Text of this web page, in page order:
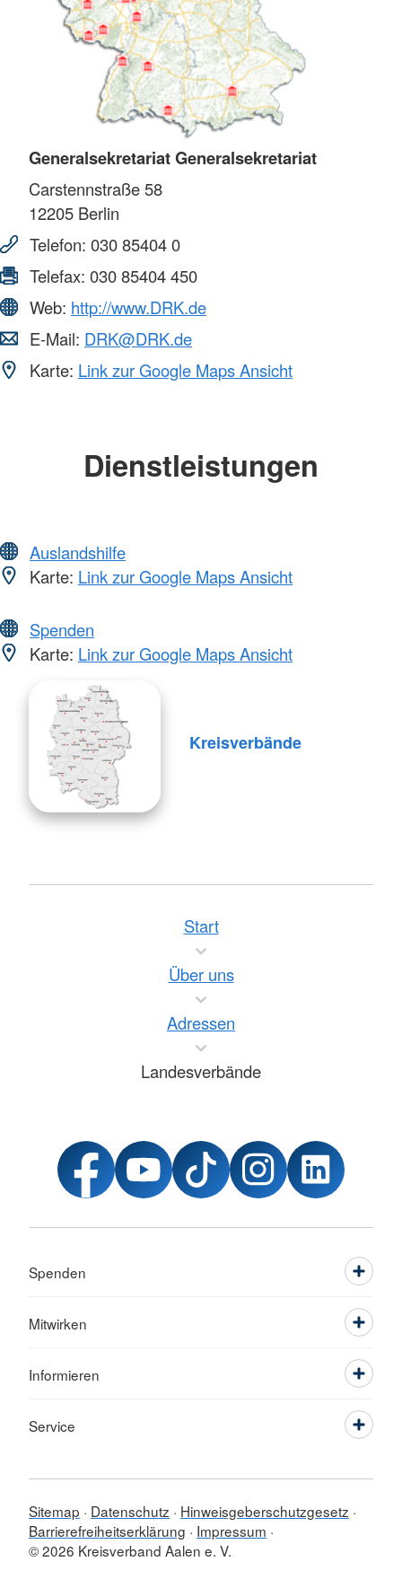
Generalsekretariat Generalsekretariat
Carstennstraße 58
12205 Berlin
Telefon: 030 85404 0
Telefax: 030 85404 450
Web: http://www.DRK.de
E-Mail: DRK@DRK.de
Karte: Link zur Google Maps Ansicht
Dienstleistungen
Auslandshilfe
Karte: Link zur Google Maps Ansicht
Spenden
Karte: Link zur Google Maps Ansicht
Kreisverbände
Start
Über uns
Adressen
Landesverbände
Spenden
Mitwirken
Informieren
Service
Sitemap Datenschutz
Hinweisgeberschutzgesetz
Barrierefreiheitserklärung
Impressum
© 2026 Kreisverband Aalen e. V.